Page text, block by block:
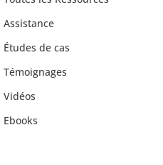
Assistance
Études de cas
Témoignages
Vidéos
Ebooks